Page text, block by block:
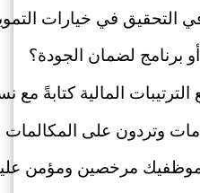
في خيارات
برنامج لضمان الجودة؟
المالية كتابةً مع
المكالمات 24 ساعة في اليوم، 7 أيام في الأسبوع؟
مرخصين ومؤمن